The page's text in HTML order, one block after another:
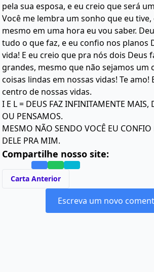
pela sua esposa, e eu creio que será
Você me lembra um sonho que eu tive,
mesmo em uma hora eu vou saber.
tudo o que faz, e eu confio nos planos
vida! E eu creio que pra nós dois Deus
grandes, mesmo que não sejamos um
coisas lindas em nossas vidas! Te amo!
centro de nossas vidas.
I E L = DEUS FAZ INFINITAMENTE MAIS,
OU PENSAMOS.
MESMO NÃO SENDO VOCÊ EU CONFIO
DELE PRA MIM.
Compartilhe nosso site:
Carta Anterior
Escreva um novo